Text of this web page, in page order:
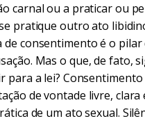
carnal ou a praticar ou
pratique outro ato
de consentimento é o
Mas o que, de fato,
para a lei? Consentimento
de vontade livre, clara
de um ato sexual.